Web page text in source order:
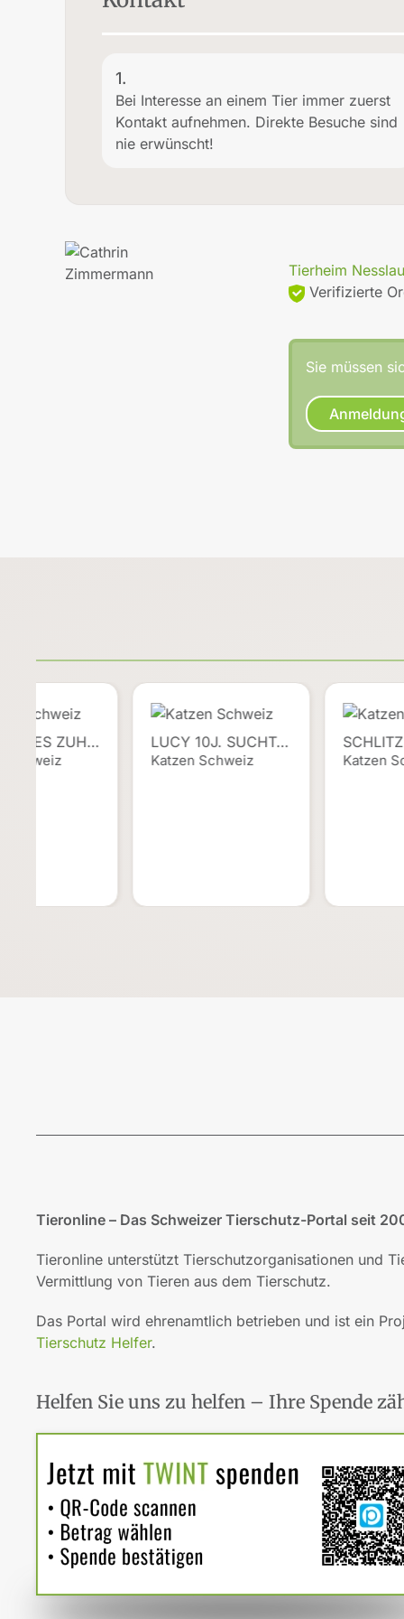
1.
Bei Interesse an einem Tier immer zuerst
Kontakt aufnehmen. Direkte Besuche sind
nie erwünscht!
Tierheim Nesslau
Verifizierte
Sie müssen
LUCY 10J. SUCHT…
Katzen Schweiz Katzen
ZUH…
Schweiz
Tieronline – Das Schweizer Tierschutz-Portal seit
Tieronline unterstützt Tierschutzorganisationen und
Vermittlung von Tieren aus dem Tierschutz.
Das Portal wird ehrenamtlich betrieben und ist ein
Tierschutz Helfer.
Helfen Sie uns zu helfen – Ihre Spende